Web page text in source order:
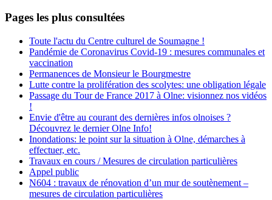
Pages les plus consultées
Toute l'actu du Centre culturel de Soumagne !
Pandémie de Coronavirus Covid-19 : mesures communales et
vaccination
Permanences de Monsieur le Bourgmestre
Lutte contre la prolifération des scolytes: une obligation légale
Passage du Tour de France 2017 à Olne: visionnez nos vidéos
!
Envie d'être au courant des dernières infos olnoises ?
Découvrez le dernier Olne Info!
Inondations: le point sur la situation à Olne, démarches à
effectuer, etc.
Travaux en cours / Mesures de circulation particulières
Appel public
N604 : travaux de rénovation d’un mur de soutènement –
mesures de circulation particulières